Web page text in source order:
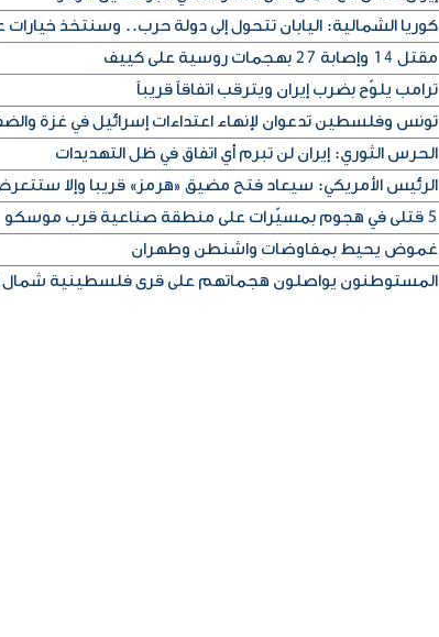
كوريا الشمالية: اليابان تتحول إلى دولة حرب.. وسنتخذ
مقتل 14 وإصابة ‌27 بهجمات روسية على كييف
ترامب يلوّح بضرب إيران ويترقب اتفاقاً قريباً
تونس وفلسطين تدعوان لإنهاء اعتداءات إسرائيل في غزة
الحرس الثوري: إيران لن تبرم أي اتفاق في ظل التهديدات
الرئيس الأمريكي: سيعاد فتح مضيق «هرمز» قريبا وإلا
5 قتلى في هجوم بمسيّرات على منطقة صناعية قرب موسكو
غموض يحيط بمفاوضات واشنطن وطهران
المستوطنون يواصلون هجماتهم على قرى فلسطينية شمال